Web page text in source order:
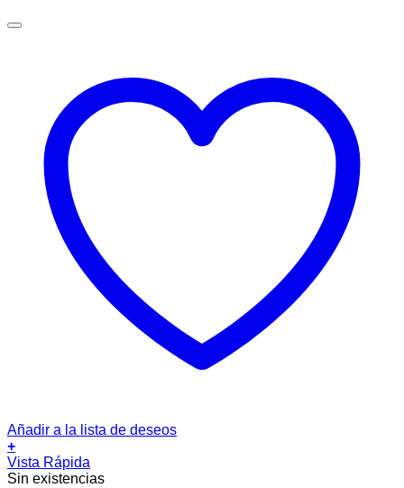
Añadir a la lista de deseos
+
Vista Rápida
Sin existencias